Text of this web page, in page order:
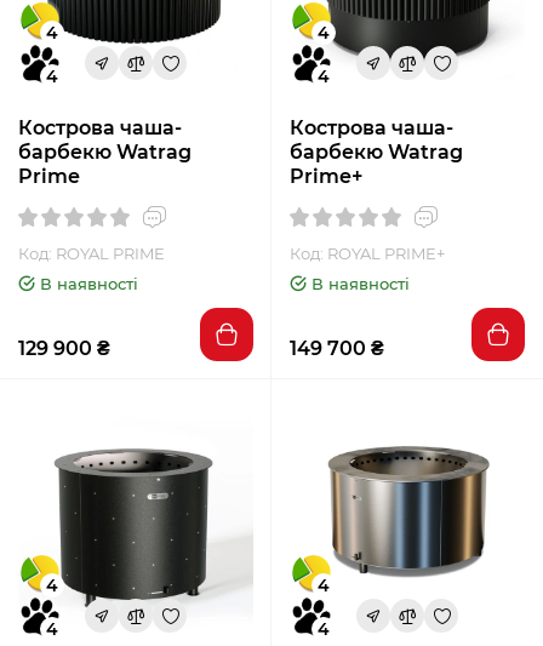
4
4
Кострова чаша-
барбекю Watrag
Prime
Код: ROYAL PRIME
В наявності
129 900 ₴
4
4
Кострова чаша-
барбекю Watrag
Prime+
Код: ROYAL PRIME+
В наявності
149 700 ₴
4
4
4
4